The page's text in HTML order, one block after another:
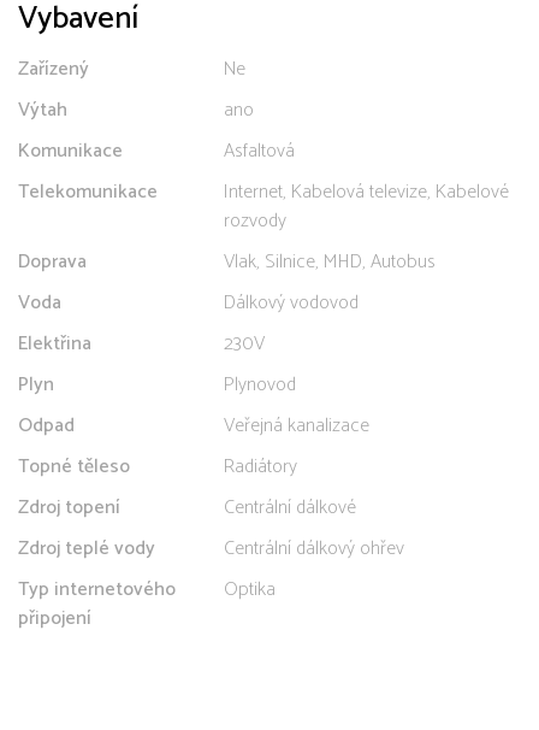
Vybavení
Zařízený
Ne
Výtah
ano
Komunikace
Asfaltová
Telekomunikace
Internet, Kabelová televize, Kabelové
rozvody
Doprava
Vlak, Silnice, MHD, Autobus
Voda
Dálkový vodovod
Elektřina
230V
Plyn
Plynovod
Odpad
Veřejná kanalizace
Topné těleso
Radiátory
Zdroj topení
Centrální dálkové
Zdroj teplé vody
Centrální dálkový ohřev
Typ internetového
připojení
Optika